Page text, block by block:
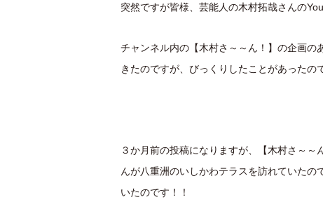
突然ですが皆様、芸能人の木村拓哉さんの
チャンネル内の【木村さ～～ん！】の企画の
きたのですが、びっくりしたことがあったの
３か月前の投稿になりますが、【木村さ～
んが八重洲のいしかわテラスを訪れていた
いたのです！！